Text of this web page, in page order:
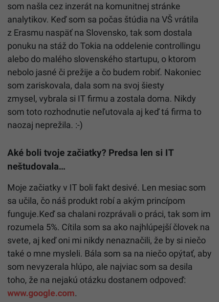
som našla cez inzerát na komunitnej stránke
analytikov. Keď som sa počas štúdia na VŠ vrátila
z Erasmu naspäť na Slovensko, tak som dostala
ponuku na stáž do Tokia na oddelenie controllingu
alebo do malého slovenského startupu, o ktorom
nebolo jasné či prežije a čo budem robiť. Nakoniec
som zariskovala, dala som na svoj šiesty
zmysel, vybrala si IT firmu a zostala doma. Nikdy
som toto rozhodnutie neľutovala aj keď tá firma to
naozaj neprežila. :-)
Aké boli tvoje začiatky? Predsa len si IT
neštudovala…
Moje začiatky v IT boli fakt desivé. Len mesiac som
sa učila, čo náš produkt robí a akým princípom
funguje.Keď sa chalani rozprávali o práci, tak som im
rozumela 5%. Cítila som sa ako najhlúpejší človek na
svete, aj keď oni mi nikdy nenaznačili, že by si niečo
také o mne mysleli. Bála som sa na niečo opýtať, aby
som nevyzerala hlúpo, ale najviac som sa desila
toho, že na nejakú otázku dostanem odpoveď:
www.google.com.